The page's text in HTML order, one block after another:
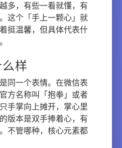
多，有些一看就懂，有
这个「手上一颗心」就
挺温馨，但具体代表什
样
同一个表情。在微信表
方名称叫「抱拳」或者
手掌向上摊开，掌心里
版本是双手捧着心，有
不管哪种，核心元素都